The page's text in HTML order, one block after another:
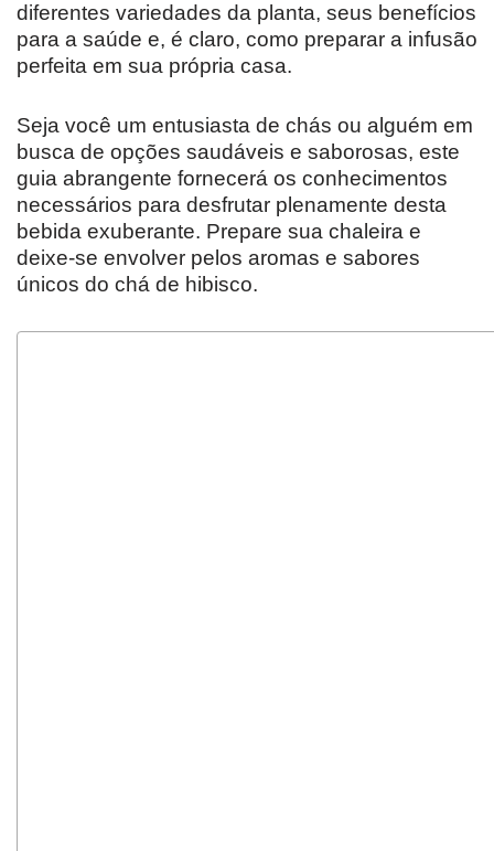
diferentes variedades da planta, seus benefícios
para a saúde e, é claro, como preparar a infusão
perfeita em sua própria casa.
Seja você um entusiasta de chás ou alguém em
busca de opções saudáveis e saborosas, este
guia abrangente fornecerá os conhecimentos
necessários para desfrutar plenamente desta
bebida exuberante. Prepare sua chaleira e
deixe-se envolver pelos aromas e sabores
únicos do chá de hibisco.